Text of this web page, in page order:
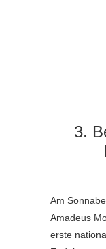
3.
Am
Amadeus
erste